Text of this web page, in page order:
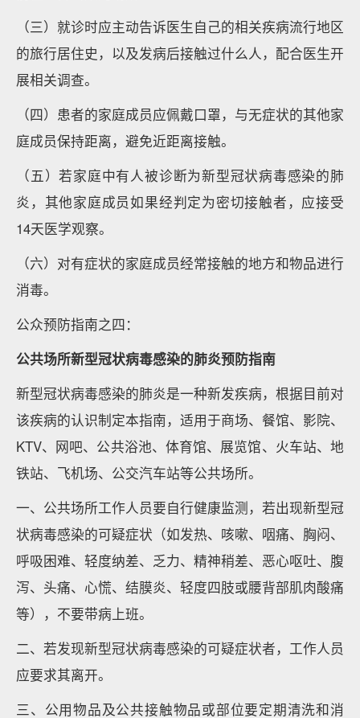
（三）就诊时应主动告诉医生自己的相关疾病流行地区
的旅行居住史，以及发病后接触过什么人，配合医生开
展相关调查。
（四）患者的家庭成员应佩戴口罩，与无症状的其他家
庭成员保持距离，避免近距离接触。
（五）若家庭中有人被诊断为新型冠状病毒感染的肺
炎，其他家庭成员如果经判定为密切接触者，应接受
14天医学观察。
（六）对有症状的家庭成员经常接触的地方和物品进行
消毒。
公众预防指南之四：
公共场所新型冠状病毒感染的肺炎预防指南
新型冠状病毒感染的肺炎是一种新发疾病，根据目前对
该疾病的认识制定本指南，适用于商场、餐馆、影院、
KTV、网吧、公共浴池、体育馆、展览馆、火车站、地
铁站、飞机场、公交汽车站等公共场所。
一、公共场所工作人员要自行健康监测，若出现新型冠
状病毒感染的可疑症状（如发热、咳嗽、咽痛、胸闷、
呼吸困难、轻度纳差、乏力、精神稍差、恶心呕吐、腹
泻、头痛、心慌、结膜炎、轻度四肢或腰背部肌肉酸痛
等），不要带病上班。
二、若发现新型冠状病毒感染的可疑症状者，工作人员
应要求其离开。
三、公用物品及公共接触物品或部位要定期清洗和消